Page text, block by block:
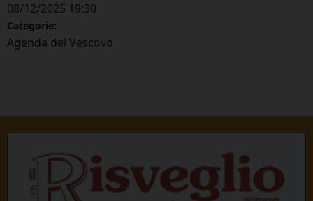
08/12/2025 19:30
Categorie:
Agenda del Vescovo